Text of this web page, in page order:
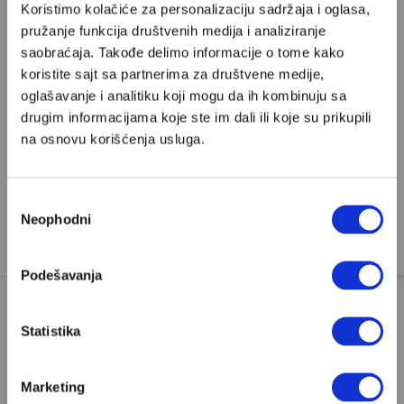
Koristimo kolačiće za personalizaciju sadržaja i oglasa,
pružanje funkcija društvenih medija i analiziranje
saobraćaja. Takođe delimo informacije o tome kako
koristite sajt sa partnerima za društvene medije,
oglašavanje i analitiku koji mogu da ih kombinuju sa
drugim informacijama koje ste im dali ili koje su prikupili
na osnovu korišćenja usluga.
сагласности
Neophodni
Podešavanja
Statistika
Marketing
Pretplata
Već imate nalog?Ulogujte se
ANTISEMITIZAM